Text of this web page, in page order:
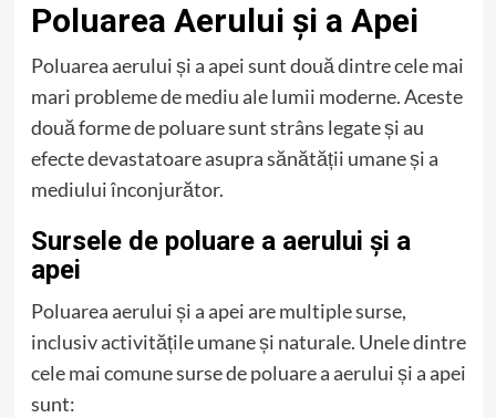
Poluarea Aerului și a Apei
Poluarea aerului și a apei sunt două dintre cele mai
mari probleme de mediu ale lumii moderne. Aceste
două forme de poluare sunt strâns legate și au
efecte devastatoare asupra sănătății umane și a
mediului înconjurător.
Sursele de poluare a aerului și a
apei
Poluarea aerului și a apei are multiple surse,
inclusiv activitățile umane și naturale. Unele dintre
cele mai comune surse de poluare a aerului și a apei
sunt: